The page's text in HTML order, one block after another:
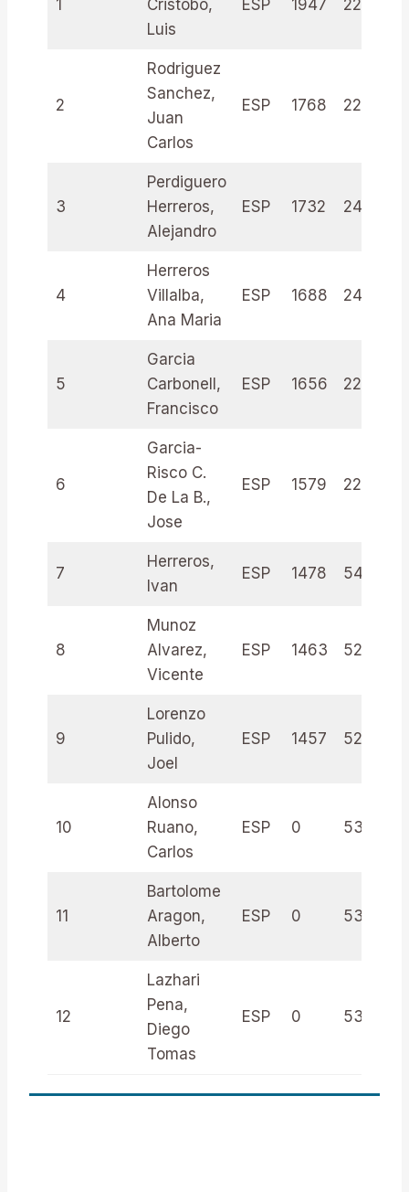
1
Cristobo,
Luis
ESP 1947 2217554
2
Rodriguez
Sanchez,
Juan
Carlos
ESP 1768 2281210
3
Perdiguero
Herreros,
Alejandro
ESP 1732
4
Herreros
Villalba,
Ana Maria
ESP 1688
5
Garcia
Carbonell,
Francisco
ESP 1656
6
Garcia-
Risco C.
De La B.,
Jose
ESP 1579
7
Herreros,
Ivan
ESP 1478
8
Munoz
Alvarez,
Vicente
ESP 1463
9
Lorenzo
Pulido,
Joel
ESP 1457
10
Alonso
Ruano,
Carlos
ESP 0
11
Bartolome
Aragon,
Alberto
ESP 0
12
Lazhari
Pena,
Diego
Tomas
ESP 0